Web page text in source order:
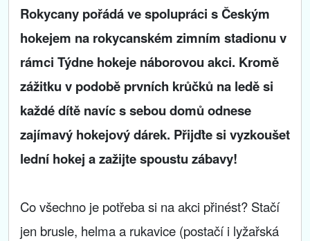
Rokycany pořádá ve spolupráci s Českým
hokejem na rokycanském zimním stadionu v
rámci Týdne hokeje náborovou akci. Kromě
zážitku v podobě prvních krůčků na ledě si
každé dítě navíc s sebou domů odnese
zajímavý hokejový dárek. Přijďte si vyzkoušet
lední hokej a zažijte spoustu zábavy!
Co všechno je potřeba si na akci přinést? Stačí
jen brusle, helma a rukavice (postačí i lyžařská